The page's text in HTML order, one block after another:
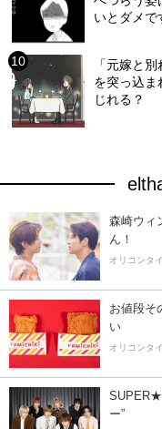
いとダメで
「元嫁と
を突っ込
じれる？
森崎ウィ
ん！
オリコンタ
お値段そ
い
オリコンタ
ー”